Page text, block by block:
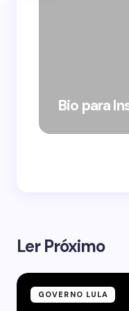
Bio para
Ler Próximo
GOVERNO LULA